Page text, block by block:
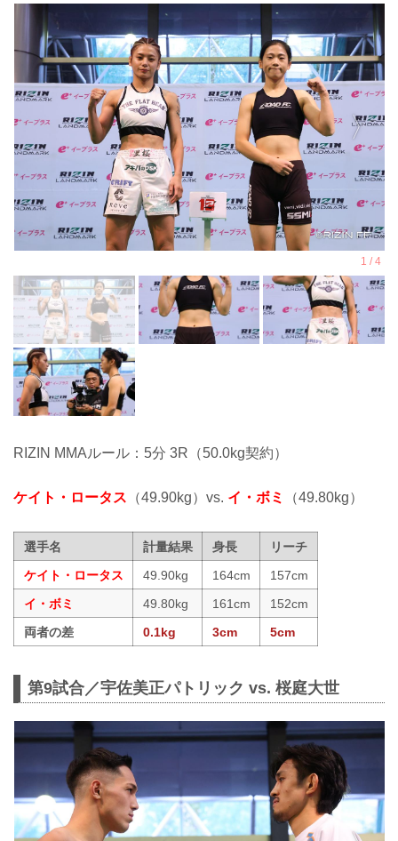
RIZIN MMAルール：5分 3R（50.0kg契約）
ケイト・ロータス （49.90kg）vs. イ・ボミ （49.80kg）
選手名 計量結果 身長
リーチ
ケイト・ロータス
49.90kg 164cm
157cm
イ・ボミ
49.80kg 161cm
152cm
両者の差
0.1kg 3cm 5cm
第9試合／宇佐美正パトリック vs. 桜庭大世